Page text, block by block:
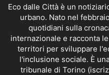
Eco dalle Città è un
urbano. Nato nel
quotidiani sulla
internazionale e racconta
territori per sviluppare
l'inclusione sociale. È
tribunale di Torino